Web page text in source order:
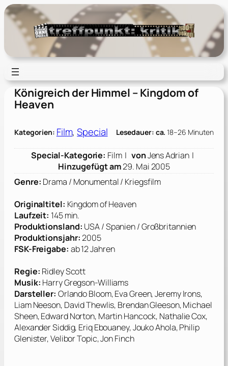
Zum
Inhalt
springen
Königreich der Himmel – Kingdom of
Heaven
Kategorien: Film, Special Lesedauer: ca. 18–26 Minuten
Special-Kategorie: Film |vonJens Adrian |
Hinzugefügt am29. Mai 2005
Genre: Drama / Monumental / Kriegsfilm
Originaltitel: Kingdom of Heaven
Laufzeit: 145 min.
Produktionsland: USA / Spanien / Großbritannien
Produktionsjahr:2005
FSK-Freigabe: ab 12 Jahren
Regie: Ridley Scott
Musik: Harry Gregson-Williams
Darsteller: Orlando Bloom, Eva Green, Jeremy Irons,
Liam Neeson, David Thewlis, Brendan Gleeson, Michael
Sheen, Edward Norton, Martin Hancock, Nathalie Cox,
Alexander Siddig, Eriq Ebouaney, Jouko Ahola, Philip
Glenister, Velibor Topic, Jon Finch